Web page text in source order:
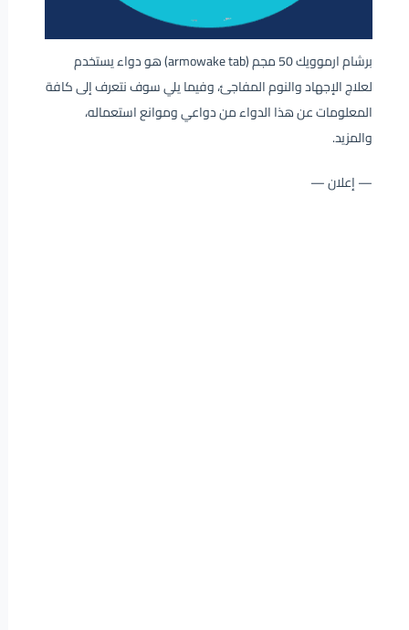
برشام ارموويك 50 مجم (armowake tab) هو دواء يستخدم
لعلاج الإجهاد والنوم المفاجئ، وفيما يلي سوف نتعرف إلى كافة
المعلومات عن هذا الدواء من دواعي وموانع استعماله،
والمزيد.
— إعلان —